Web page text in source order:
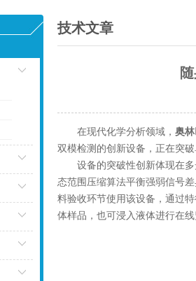
技术文章
在现代化学分析领域， 奥
双模检测的创新设备，正在突
设备的突破性创新体现在多
态范围压缩算法平衡强弱信号
料验收环节使用该设备，通过
体样品，也可浸入液体进行在